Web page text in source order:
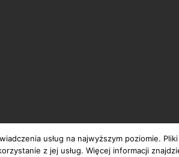
usług na najwyższym poziomie.
z jej usług. Więcej informacji